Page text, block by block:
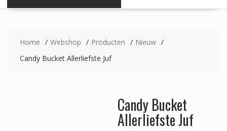
Home Webshop Producten
Nieuw
Candy Bucket Allerliefste Juf
Candy Bucket
Allerliefste Juf